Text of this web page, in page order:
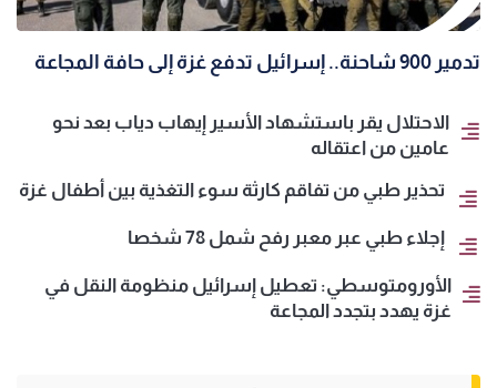
تدمير 900 شاحنة.. إسرائيل تدفع غزة إلى حافة المجاعة
الاحتلال يقر باستشهاد الأسير إيهاب دياب بعد نحو
عامين من اعتقاله
تحذير طبي من تفاقم كارثة سوء التغذية بين أطفال غزة
إجلاء طبي عبر معبر رفح شمل 78 شخصا
الأورومتوسطي: تعطيل إسرائيل منظومة النقل في
غزة يهدد بتجدد المجاعة